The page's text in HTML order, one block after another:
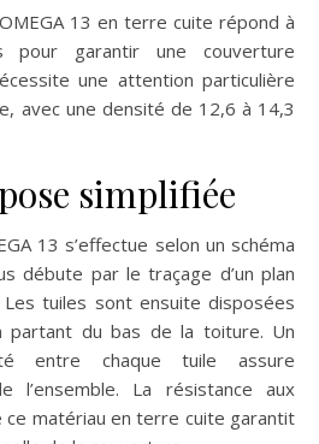
13 en terre cuite répond à
pour garantir une couverture
une attention particulière
avec une densité de 12,6 à 14,3
simplifiée
13 s’effectue selon un schéma
débute par le traçage d’un plan
tuiles sont ensuite disposées
partant du bas de la toiture. Un
entre chaque tuile assure
l’ensemble. La résistance aux
matériau en terre cuite garantit